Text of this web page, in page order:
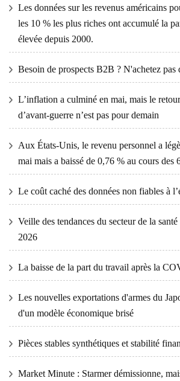
Les données sur les revenus américains
les 10 % les plus riches ont accumulé la
élevée depuis 2000.
Besoin de prospects B2B ? N'achetez pas
L’inflation a culminé en mai, mais le
d’avant-guerre n’est pas pour demain
Aux États-Unis, le revenu personnel a
mai mais a baissé de 0,76 % au cours des
Le coût caché des données non fiables à
Veille des tendances du secteur de la
2026
La baisse de la part du travail après la
Les nouvelles exportations d'armes du
d'un modèle économique brisé
Pièces stables synthétiques et stabilité
Market Minute : Starmer démissionne,